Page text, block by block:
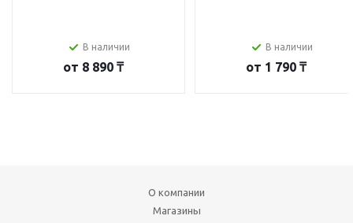
В наличии
от 8 890 ₸
В наличии
от 1 790 ₸
О компании
Магазины